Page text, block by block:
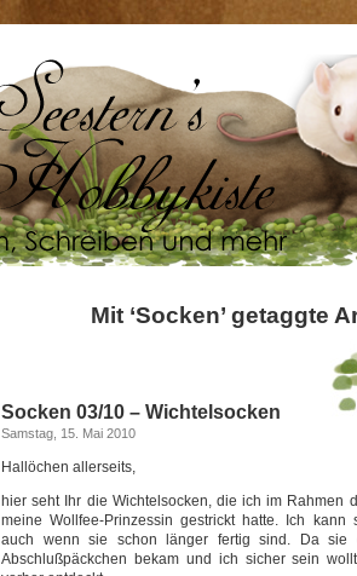
Mit ‘Socken’ getaggte
Socken 03/10 – Wichtelsocken
Samstag, 15. Mai 2010
Hallöchen allerseits,
hier seht Ihr die Wichtelsocken, die ich im Rahmen
meine Wollfee-Prinzessin gestrickt hatte. Ich kann
auch wenn sie schon länger fertig sind. Da sie
Abschlußpäckchen bekam und ich sicher sein